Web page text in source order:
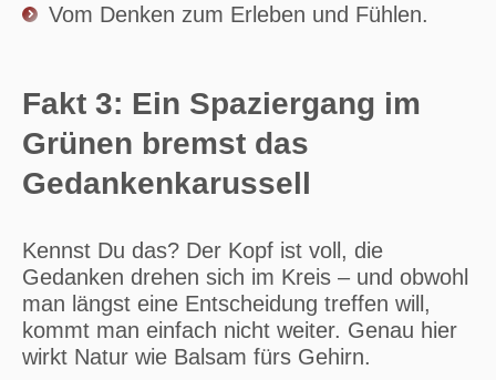
Vom Denken zum Erleben und Fühlen.
Fakt 3: Ein Spaziergang im
Grünen bremst das
Gedankenkarussell
Kennst Du das? Der Kopf ist voll, die
Gedanken drehen sich im Kreis – und obwohl
man längst eine Entscheidung treffen will,
kommt man einfach nicht weiter. Genau hier
wirkt Natur wie Balsam fürs Gehirn.